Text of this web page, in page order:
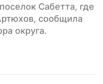
Сабетта, где
сообщила
округа.